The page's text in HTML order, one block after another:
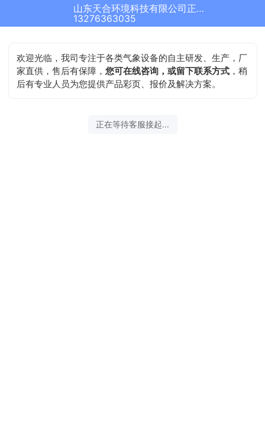
山东天合环境科技有限公司正在为您服务
13276363035
欢迎光临，我司专注于各类气象设备的自主研发、生产，厂
家直供，售后有保障，您可在线咨询，或留下联系方式 ，稍
后有专业人员为您提供产品彩页、报价及解决方案。
正在等待客服接起...